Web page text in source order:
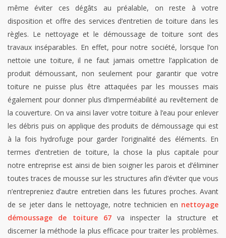
même éviter ces dégâts au préalable, on reste à votre
disposition et offre des services d’entretien de toiture dans les
règles. Le nettoyage et le démoussage de toiture sont des
travaux inséparables. En effet, pour notre société, lorsque l’on
nettoie une toiture, il ne faut jamais omettre l’application de
produit démoussant, non seulement pour garantir que votre
toiture ne puisse plus être attaquées par les mousses mais
également pour donner plus d’imperméabilité au revêtement de
la couverture. On va ainsi laver votre toiture à l’eau pour enlever
les débris puis on applique des produits de démoussage qui est
à la fois hydrofuge pour garder l’originalité des éléments. En
termes d’entretien de toiture, la chose la plus capitale pour
notre entreprise est ainsi de bien soigner les parois et d’éliminer
toutes traces de mousse sur les structures afin d’éviter que vous
n’entrepreniez d’autre entretien dans les futures proches. Avant
de se jeter dans le nettoyage, notre technicien en nettoyage
démoussage de toiture 67va inspecter la structure et
discerner la méthode la plus efficace pour traiter les problèmes.